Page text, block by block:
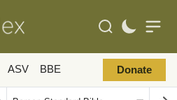
ASV BBE Donate